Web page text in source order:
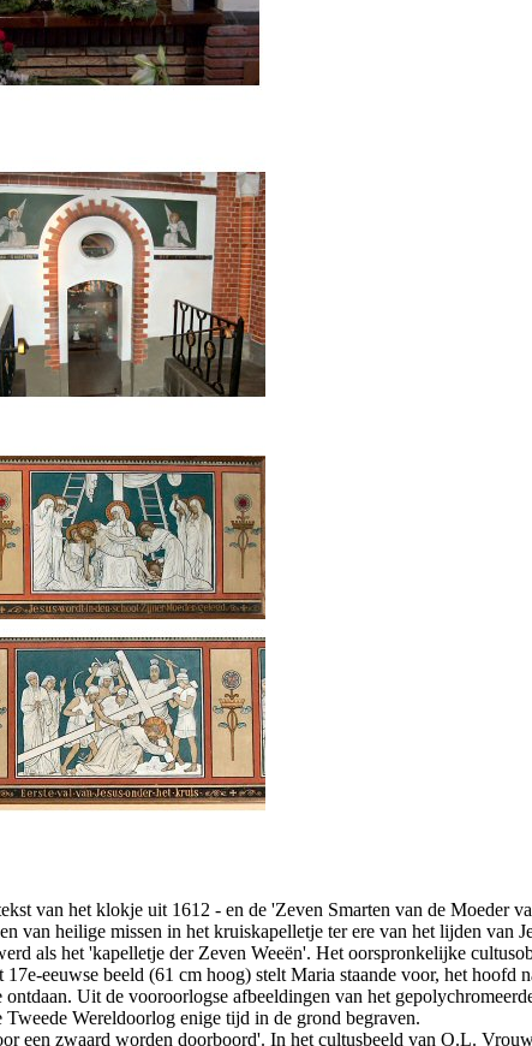
van het klokje uit 1612 - en de 'Zeven Smarten van de Moeder
van heilige missen in het kruiskapelletje ter ere van het lijden van
als het 'kapelletje der Zeven Weeën'. Het oorspronkelijke
eeuwse beeld (61 cm hoog) stelt Maria staande voor, het hoofd
Uit de vooroorlogse afbeeldingen van het
Wereldoorlog enige tijd in de grond begraven.
een zwaard worden doorboord'. In het cultusbeeld van O.L.